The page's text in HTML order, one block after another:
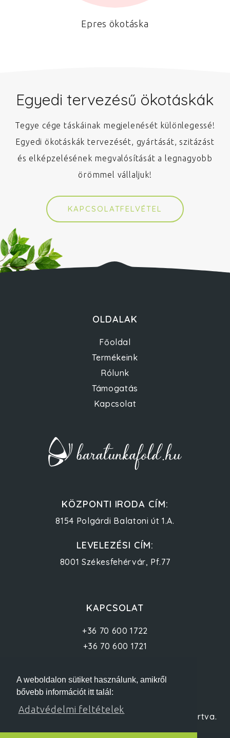
A weboldalon sütiket használunk, amikről
bővebb információt itt talál:
Adatvédelmi feltételek
Epres ökotáska
Egyedi tervezésű ökotáskák
Tegye cége táskáinak megjelenését különlegessé!
Egyedi ökotáskák tervezését, gyártását, szitázást
és elképzelésének megvalósítását a legnagyobb
örömmel vállaljuk!
KAPCSOLATFELVÉTEL
OLDALAK
Főoldal
Termékeink
Rólunk
Támogatás
Kapcsolat
KÖZPONTI IRODA CÍM:
8154 Polgárdi Balatoni út 1.A.
LEVELEZÉSI CÍM:
8001 Székesfehérvár, Pf.77
KAPCSOLAT
+36 70 600 1722
+36 70 600 1721
© 2012 baratunkafold.hu - Minden jog fenntartva.